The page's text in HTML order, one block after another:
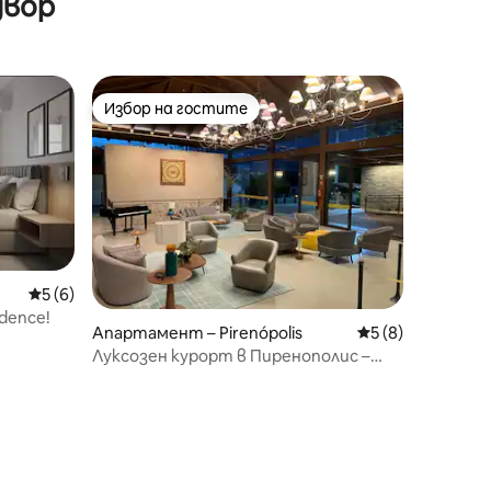
Средна оценка: 5 от 5, 6 отзива
5 (6)
Избор на гостите
Избор на гостите
Апартамент – Pirenópolis Средна оценка:
5 (8)
Луксозен курорт в Пиренополис –